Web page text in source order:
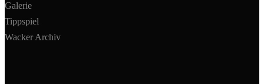
Galerie
Tippspiel
Wacker Archiv